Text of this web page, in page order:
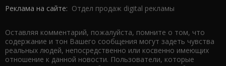
Реклама на сайте: Отдел продаж digital рекламы
Оставляя комментарий, пожалуйста, помните о том, что
содержание и тон Вашего сообщения могут задеть чувства
реальных людей, непосредственно или косвенно имеющих
отношение к данной новости. Пользователи, которые